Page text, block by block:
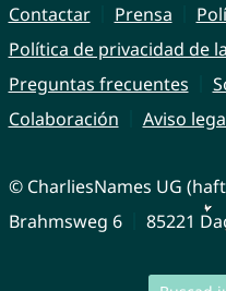
Contactar Prensa
Política de privacidad de
Preguntas frecuentes
Colaboración
Aviso
© CharliesNames UG
Brahmsweg 6
85221